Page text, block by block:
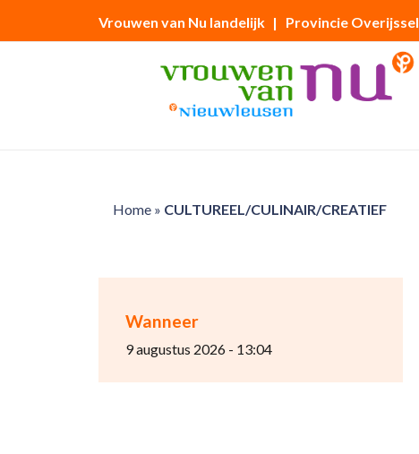
Vrouwen van Nu landelijk | Provincie Overijssel
Home» CULTUREEL/CULINAIR/CREATIEF
Wanneer
9 augustus 2026 - 13:04